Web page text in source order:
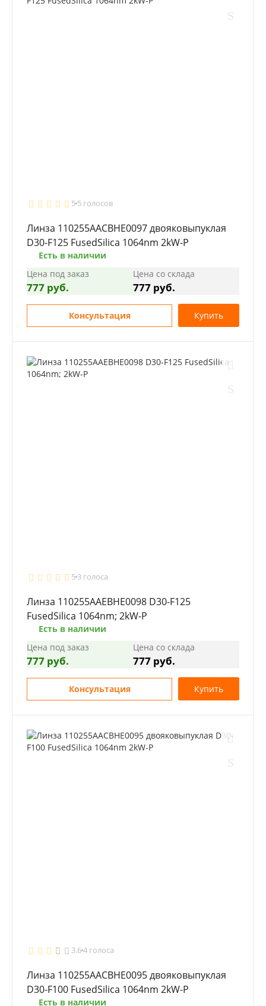
5 5 голосов
Линза 110255AACBHE0097 двояковыпуклая
D30-F125 FusedSilica 1064nm 2kW-P
Есть в наличии
Цена под заказ
777 руб.
Цена со склада
777 руб.
Консультация Купить
5 3 голоса
Линза 110255AAEBHE0098 D30-F125
FusedSilica 1064nm; 2kW-P
Есть в наличии
Цена под заказ
777 руб.
Цена со склада
777 руб.
Консультация Купить
3.64 голоса
Линза 110255AACBHE0095 двояковыпуклая
D30-F100 FusedSilica 1064nm 2kW-P
Есть в наличии